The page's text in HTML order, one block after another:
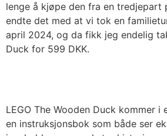
lenge å kjøpe den fra en tredjepart
endte det med at vi tok en
april 2024, og da fikk jeg endelig
Duck for 599 DKK.
LEGO The Wooden Duck kommer i
en instruksjonsbok som både ser